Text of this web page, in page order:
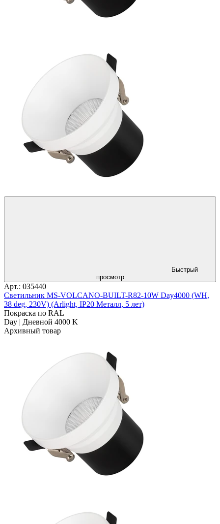
Быстрый
просмотр
Арт.: 035440
Светильник MS-VOLCANO-BUILT-R82-10W Day4000 (WH,
38 deg, 230V) (Arlight, IP20 Металл, 5 лет)
Покраска по RAL
Day | Дневной 4000 K
Архивный товар